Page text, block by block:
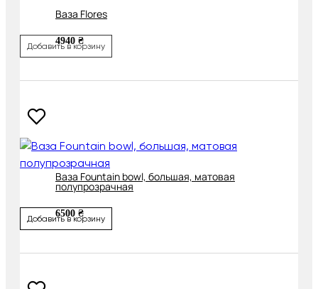
Ваза Flores
4940 ₴
Добавить в корзину
Ваза Fountain bowl, большая, матовая
полупрозрачная
6500 ₴
Добавить в корзину